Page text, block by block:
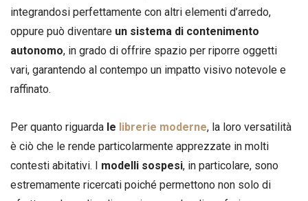
integrandosi perfettamente con altri elementi d’arredo,
oppure può diventare un sistema di contenimento
autonomo, in grado di offrire spazio per riporre oggetti
vari, garantendo al contempo un impatto visivo notevole e
raffinato.
Per quanto riguarda le librerie moderne, la loro versatilità
è ciò che le rende particolarmente apprezzate in molti
contesti abitativi. I modelli sospesi, in particolare, sono
estremamente ricercati poiché permettono non solo di